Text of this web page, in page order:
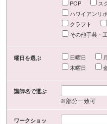
POP
ス
ハワイアンリ
クラフト
その他手芸・
曜日を選ぶ 日曜日
木曜日
講師名で選ぶ
※部分一致可
ワークショッ